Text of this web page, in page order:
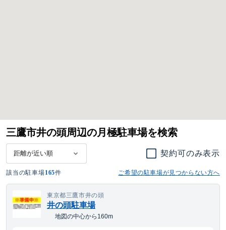
三鷹市井の頭周辺の月極駐車場を検索
契約可のみ表示
該当の駐車場165件 ご希望の駐車場が見つからない方へ
東京都三鷹市井の頭
井の頭駐車場
地図の中心から160m